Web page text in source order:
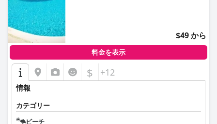
$49 から
料金を表示
$ +12
情報
カテゴリー
ビーチ